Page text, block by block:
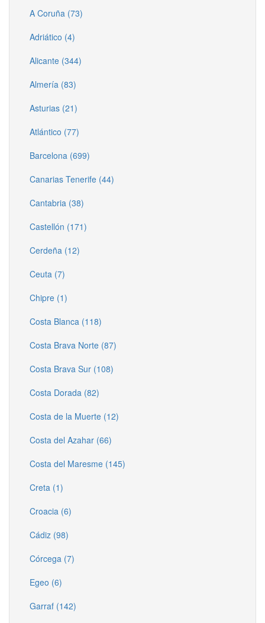
A Coruña (73)
Adriático (4)
Alicante (344)
Almería (83)
Asturias (21)
Atlántico (77)
Barcelona (699)
Canarias Tenerife (44)
Cantabria (38)
Castellón (171)
Cerdeña (12)
Ceuta (7)
Chipre (1)
Costa Blanca (118)
Costa Brava Norte (87)
Costa Brava Sur (108)
Costa Dorada (82)
Costa de la Muerte (12)
Costa del Azahar (66)
Costa del Maresme (145)
Creta (1)
Croacia (6)
Cádiz (98)
Córcega (7)
Egeo (6)
Garraf (142)